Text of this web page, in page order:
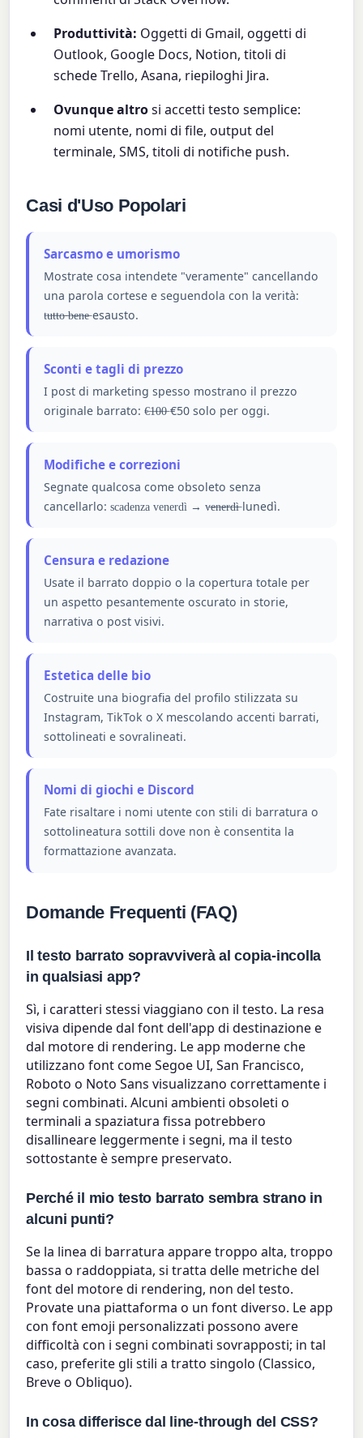
Produttività: Oggetti di Gmail, oggetti di
Outlook, Google Docs, Notion, titoli di
schede Trello, Asana, riepiloghi Jira.
Ovunque altrosi accetti testo semplice:
nomi utente, nomi di file, output del
terminale, SMS, titoli di notifiche push.
Casi d'Uso Popolari
Sarcasmo e umorismo
Mostrate cosa intendete "veramente" cancellando
una parola cortese e seguendola con la verità:
t̶u̶t̶t̶o̶ ̶b̶e̶n̶e̶esausto.
Sconti e tagli di prezzo
I post di marketing spesso mostrano il prezzo
originale barrato: €̶1̶0̶0̶€50 solo per oggi.
Modifiche e correzioni
Segnate qualcosa come obsoleto senza
cancellarlo: scadenza venerdì → v̶e̶n̶e̶r̶d̶ì̶lunedì.
Censura e redazione
Usate il barrato doppio o la copertura totale per
un aspetto pesantemente oscurato in storie,
narrativa o post visivi.
Estetica delle bio
Costruite una biografia del profilo stilizzata su
Instagram, TikTok o X mescolando accenti barrati,
sottolineati e sovralineati.
Nomi di giochi e Discord
Fate risaltare i nomi utente con stili di barratura o
sottolineatura sottili dove non è consentita la
formattazione avanzata.
Domande Frequenti (FAQ)
Il testo barrato sopravviverà al copia-incolla
in qualsiasi app?
Sì, i caratteri stessi viaggiano con il testo. La resa
visiva dipende dal font dell'app di destinazione e
dal motore di rendering. Le app moderne che
utilizzano font come Segoe UI, San Francisco,
Roboto o Noto Sans visualizzano correttamente i
segni combinati. Alcuni ambienti obsoleti o
terminali a spaziatura fissa potrebbero
disallineare leggermente i segni, ma il testo
sottostante è sempre preservato.
Perché il mio testo barrato sembra strano in
alcuni punti?
Se la linea di barratura appare troppo alta, troppo
bassa o raddoppiata, si tratta delle metriche del
font del motore di rendering, non del testo.
Provate una piattaforma o un font diverso. Le app
con font emoji personalizzati possono avere
difficoltà con i segni combinati sovrapposti; in tal
caso, preferite gli stili a tratto singolo (Classico,
Breve o Obliquo).
In cosa differisce dal line-through del CSS?